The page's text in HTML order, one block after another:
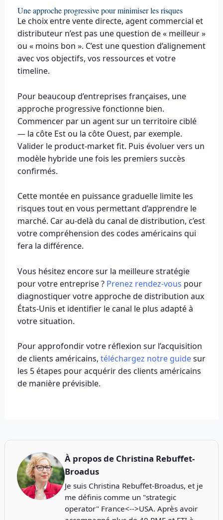
Une approche progressive pour minimiser les risques
Le choix entre vente directe, agent commercial et
distributeur n’est pas une question de « meilleur »
ou « moins bon ». C’est une question d’alignement
avec vos objectifs, vos ressources et votre
timeline.
Pour beaucoup d’entreprises françaises, une
approche progressive fonctionne bien.
Commencer par un agent sur un territoire ciblé
— la côte Est ou la côte Ouest, par exemple.
Valider le product-market fit. Puis évoluer vers un
modèle hybride une fois les premiers succès
confirmés.
Cette montée en puissance graduelle limite les
risques tout en vous permettant d’apprendre le
marché. Car au-delà du canal de distribution, c’est
votre compréhension des codes américains qui
fera la différence.
Vous hésitez encore sur la meilleure stratégie
pour votre entreprise ? Prenez rendez-vous pour
diagnostiquer votre approche de distribution aux
États-Unis et identifier le canal le plus adapté à
votre situation.
Pour approfondir votre réflexion sur l’acquisition
de clients américains, téléchargez notre guidesur
les 5 étapes pour acquérir des clients américains
de manière prévisible.
À propos de Christina Rebuffet-
Broadus
Je suis Christina Rebuffet-Broadus, et je
me définis comme un "strategic
operator" France<-->USA. Après avoir